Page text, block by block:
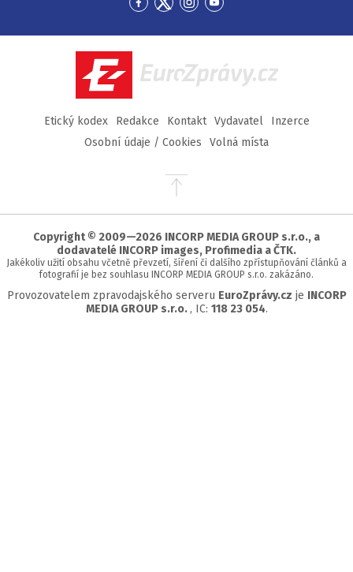
Přejít
Facebook
Přejít
Twitter
Přejít
Instagram
Přejít
YouTube
EuroZprávy.cz
Etický kodex Redakce Kontakt Vydavatel
Inzerce
Osobní údaje / Cookies
Volná místa
Přejít
stránky
Copyright © 2009—2026 INCORP MEDIA GROUP s.r.o., a
dodavatelé INCORP images, Profimedia a ČTK.
Jakékoliv užití obsahu včetně převzetí, šíření či dalšího zpřístupňování článků a
fotografií je bez souhlasu INCORP MEDIA GROUP s.r.o. zakázáno.
Provozovatelem zpravodajského serveru EuroZprávy.cz je INCORP
MEDIA GROUP s.r.o. , IC: 118 23 054.